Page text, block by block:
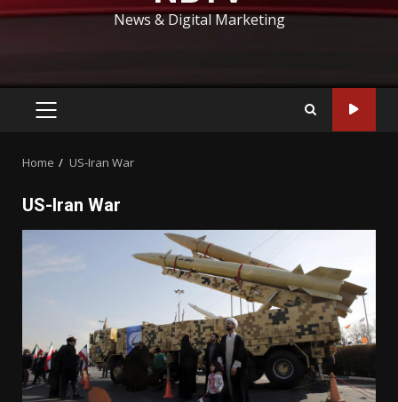
News & Digital Marketing
PRIMARY
Home US-Iran War
US-Iran War